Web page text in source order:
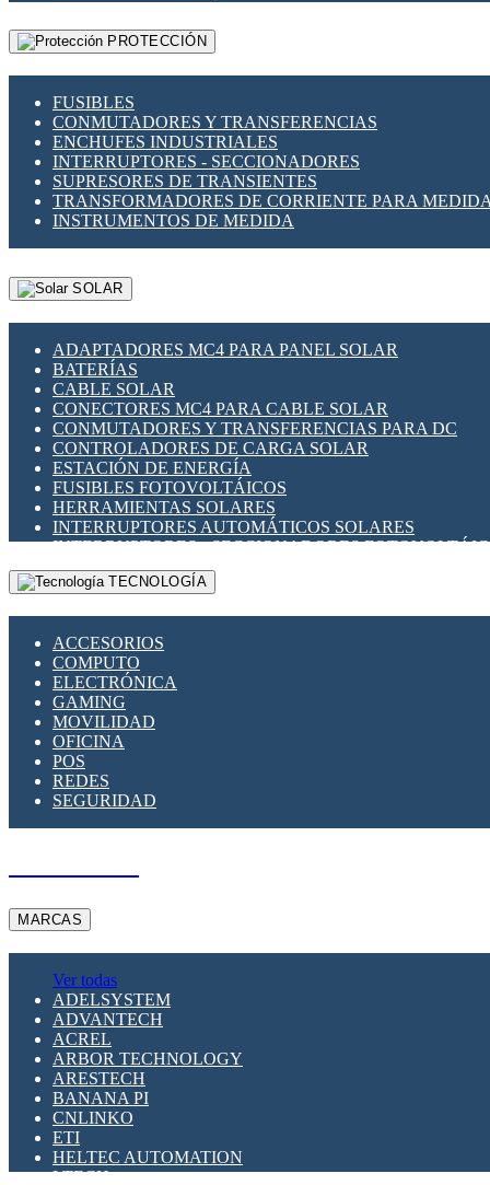
PROTECCIÓN
FUSIBLES
CONMUTADORES Y TRANSFERENCIAS
ENCHUFES INDUSTRIALES
INTERRUPTORES - SECCIONADORES
SUPRESORES DE TRANSIENTES
TRANSFORMADORES DE CORRIENTE PARA
INSTRUMENTOS DE MEDIDA
SOLAR
ADAPTADORES MC4 PARA PANEL SOLAR
BATERÍAS
CABLE SOLAR
CONECTORES MC4 PARA CABLE SOLAR
CONMUTADORES Y TRANSFERENCIAS PARA DC
CONTROLADORES DE CARGA SOLAR
ESTACIÓN DE ENERGÍA
FUSIBLES FOTOVOLTÁICOS
HERRAMIENTAS SOLARES
INTERRUPTORES AUTOMÁTICOS SOLARES
INTERRUPTORES - SECCIONADORES
MONTAJE PANEL SOLAR
PORTA FUSIBLES Y SECCIONADORES
TECNOLOGÍA
ACCESORIOS
COMPUTO
ELECTRÓNICA
GAMING
MOVILIDAD
OFICINA
POS
REDES
SEGURIDAD
MARCAS
Ver todas
ADELSYSTEM
ADVANTECH
ACREL
ARBOR TECHNOLOGY
ARESTECH
BANANA PI
CNLINKO
ETI
HELTEC AUTOMATION
LTECH